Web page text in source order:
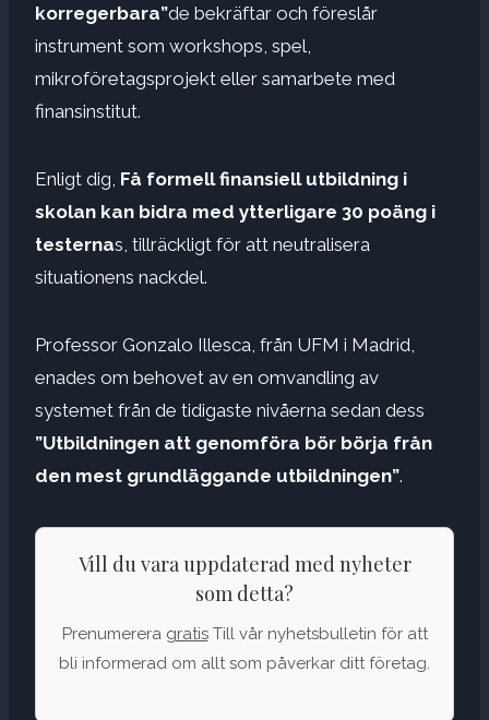
korregerbara”de bekräftar och föreslår
instrument som workshops, spel,
mikroföretagsprojekt eller samarbete med
finansinstitut.
Enligt dig, Få formell finansiell utbildning i
skolan kan bidra med ytterligare 30 poäng i
testernas, tillräckligt för att neutralisera
situationens nackdel.
Professor Gonzalo Illesca, från UFM i Madrid,
enades om behovet av en omvandling av
systemet från de tidigaste nivåerna sedan dess
”Utbildningen att genomföra bör börja från
den mest grundläggande utbildningen”.
Vill du vara uppdaterad med nyheter
som detta?
Prenumerera gratisTill vår nyhetsbulletin för att
bli informerad om allt som påverkar ditt företag.